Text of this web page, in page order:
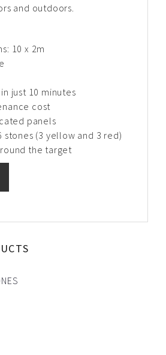
and outdoors.
10 x 2m
just 10 minutes
cost
panels
stones (3 yellow and 3 red)
the target